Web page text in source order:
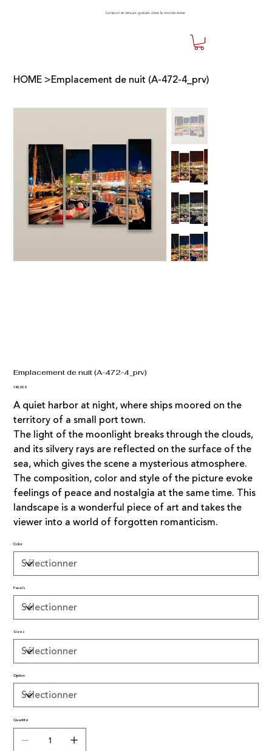
Livraison et retours gratuits dans le monde entier.
HOME >Emplacement de nuit (A-472-4_prv)
Emplacement de nuit (A-472-4_prv)
Prix
140,00 €
A quiet harbor at night, where ships moored on the
territory of a small port town.
The light of the moonlight breaks through the clouds,
and its silvery rays are reflected on the surface of the
sea, which gives the scene a mysterious atmosphere.
The composition, color and style of the picture evoke
feelings of peace and nostalgia at the same time. This
landscape is a wonderful piece of art and takes the
viewer into a world of forgotten romanticism.
Color
Panels
Sizes
Option
Quantité